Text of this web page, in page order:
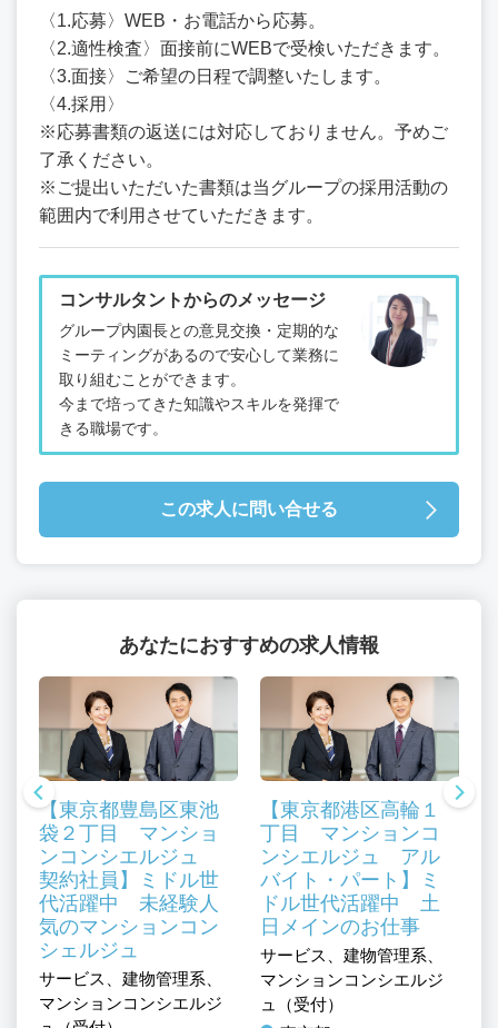
〈1.応募〉WEB・お電話から応募。
〈2.適性検査〉面接前にWEBで受検いただきます。
〈3.面接〉ご希望の日程で調整いたします。
〈4.採用〉
※応募書類の返送には対応しておりません。予めご
了承ください。
※ご提出いただいた書類は当グループの採用活動の
範囲内で利用させていただきます。
コンサルタントからのメッセージ
グループ内園長との意見交換・定期的な
ミーティングがあるので安心して業務に
取り組むことができます。
今まで培ってきた知識やスキルを発揮で
きる職場です。
この求人に問い合せる
あなたにおすすめの求人情報
【東京都豊島区東池
袋２丁目 マンショ
ンコンシエルジュ
契約社員】ミドル世
代活躍中 未経験人
気のマンションコン
シェルジュ
サービス、建物管理系、
マンションコンシエルジ
【東京都港区高輪１
丁目 マンションコ
ンシエルジュ アル
バイト・パート】ミ
ドル世代活躍中 土
日メインのお仕事
サービス、建物管理系、
マンションコンシエルジ
ュ（受付）